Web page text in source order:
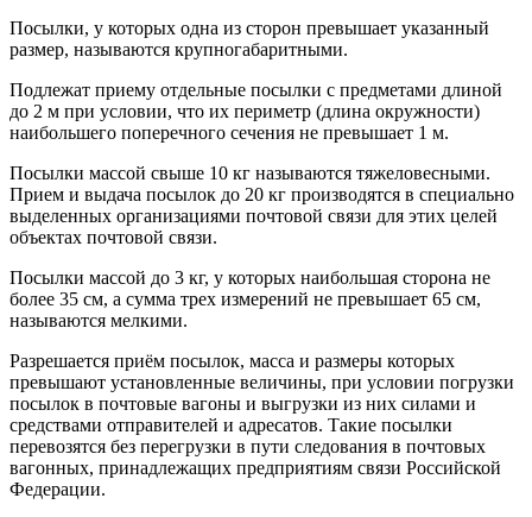
Посылки, у которых одна из сторон превышает указанный
размер, называются крупногабаритными.
Подлежат приему отдельные посылки с предметами длиной
до 2 м при условии, что их периметр (длина окружности)
наибольшего поперечного сечения не превышает 1 м.
Посылки массой свыше 10 кг называются тяжеловесными.
Прием и выдача посылок до 20 кг производятся в специально
выделенных организациями почтовой связи для этих целей
объектах почтовой связи.
Посылки массой до 3 кг, у которых наибольшая сторона не
более 35 см, а сумма трех измерений не превышает 65 см,
называются мелкими.
Разрешается приём посылок, масса и размеры которых
превышают установленные величины, при условии погрузки
посылок в почтовые вагоны и выгрузки из них силами и
средствами отправителей и адресатов. Такие посылки
перевозятся без перегрузки в пути следования в почтовых
вагонных, принадлежащих предприятиям связи Российской
Федерации.